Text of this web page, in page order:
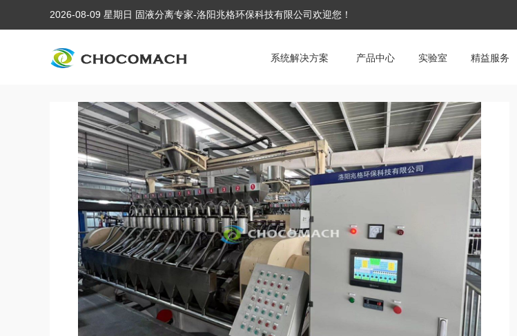
2026-08-09 星期日 固液分离专家-洛阳兆格环保科技有限公司欢迎您！
系统解决方案 产品中心 实验室 精益服务
当前位置: 首页/产品中心/茶籽特色油料压榨生产线